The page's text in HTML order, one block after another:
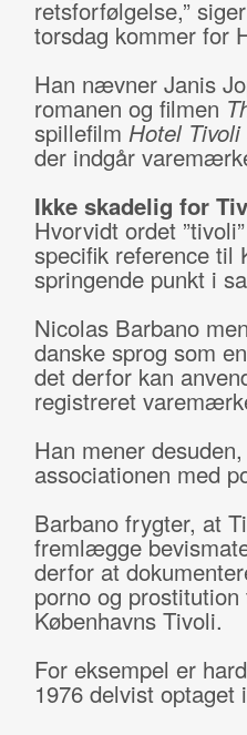
retsforfølgelse,”
torsdag kommer for
Han nævner Janis
romanen og filmen
spillefilm Hotel Tivoli
der indgår
Ikke skadelig for
Hvorvidt ordet
specifik reference til
springende punkt i
Nicolas Barbano
danske sprog som
det derfor kan
registreret
Han mener
associationen med
Barbano frygter, at
fremlægge
derfor at
porno og
Københavns Tivoli.
For eksempel er
1976 delvist optaget